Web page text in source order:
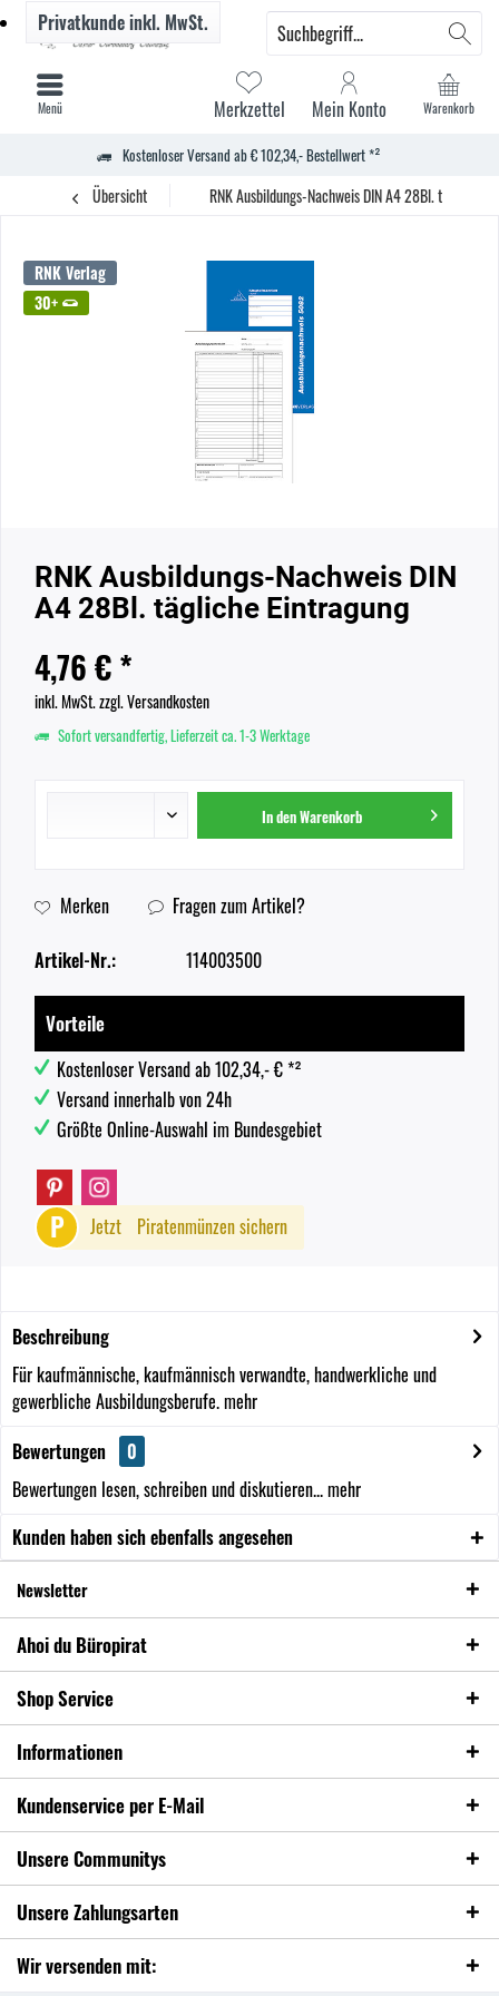
Kostenloser Versand ab € 102,34,- Bestellwert *²
Warenkorb
Merkzettel Mein Konto
Privatkundeinkl. MwSt.
Menü
Übersicht RNK Ausbildungs-Nachweis DIN A4 28Bl. tägliche
RNK Verlag
30+
RNK Ausbildungs-Nachweis DIN
A4 28Bl. tägliche Eintragung
4,76 € *
inkl. MwSt.zzgl. Versandkosten
Sofort versandfertig, Lieferzeit ca. 1-3 Werktage
In denWarenkorb
Merken Fragen zum Artikel?
Artikel-Nr.: 114003500
Vorteile
Kostenloser Versand ab 102,34,- € *²
Versand innerhalb von 24h
Größte Online-Auswahl im Bundesgebiet
P Jetzt Piratenmünzen sichern
Beschreibung
Für kaufmännische, kaufmännisch verwandte, handwerkliche und
gewerbliche Ausbildungsberufe.mehr
Bewertungen
0
Bewertungen lesen, schreiben und diskutieren...mehr
Kunden haben sich ebenfalls angesehen
Newsletter
Ahoi du Büropirat
Shop Service
Informationen
Kundenservice per E-Mail
Unsere Communitys
Unsere Zahlungsarten
Wir versenden mit: